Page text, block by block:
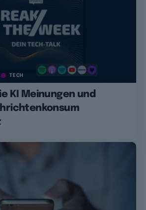
TECH
KI Meinungen und